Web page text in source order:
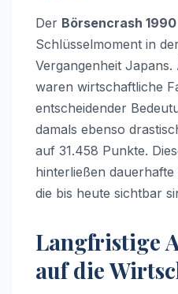
Der Börsencrash 1990
Schlüsselmoment in
Vergangenheit
waren wirtschaftliche
entscheidender
damals ebenso
auf 31.458 Punkte.
hinterließen
die bis heute sichtbar
Langfristige
auf die